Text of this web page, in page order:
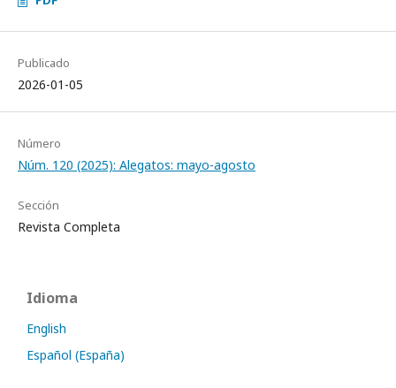
Publicado
2026-01-05
Número
Núm. 120 (2025): Alegatos: mayo-agosto
Sección
Revista Completa
Idioma
English
Español (España)